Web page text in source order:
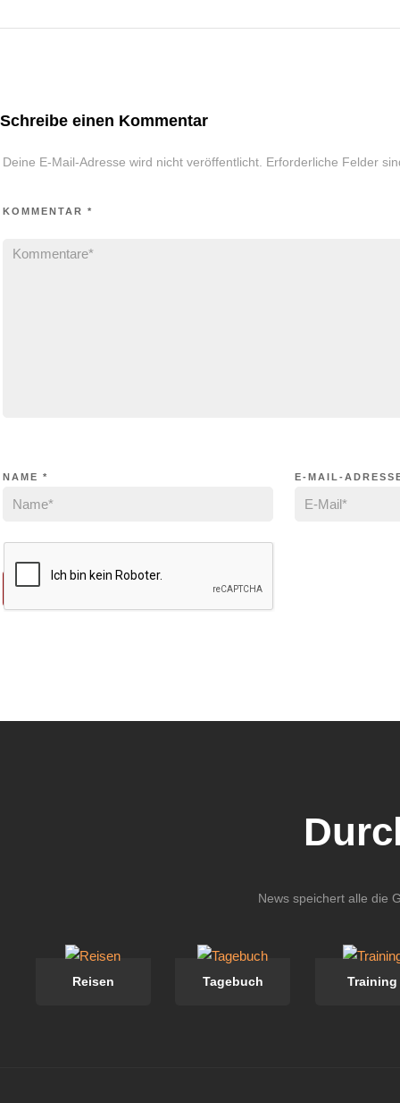
Schreibe einen Kommentar
Deine E-Mail-Adresse wird nicht veröffentlicht. Erforderliche Felder
KOMMENTAR *
NAME * E-MAIL-
News speichert alle die
Reisen Tagebuch Training